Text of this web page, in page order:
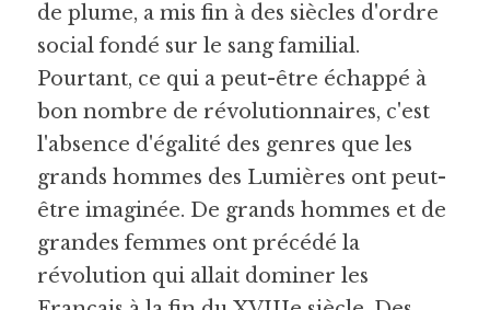
de plume, a mis fin à des siècles d'ordre
social fondé sur le sang familial.
Pourtant, ce qui a peut-être échappé à
bon nombre de révolutionnaires, c'est
l'absence d'égalité des genres que les
grands hommes des Lumières ont peut-
être imaginée. De grands hommes et de
grandes femmes ont précédé la
révolution qui allait dominer les